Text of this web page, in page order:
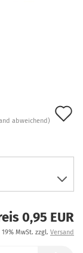
abweichend)
0,95 EUR
MwSt. zzgl. Versand